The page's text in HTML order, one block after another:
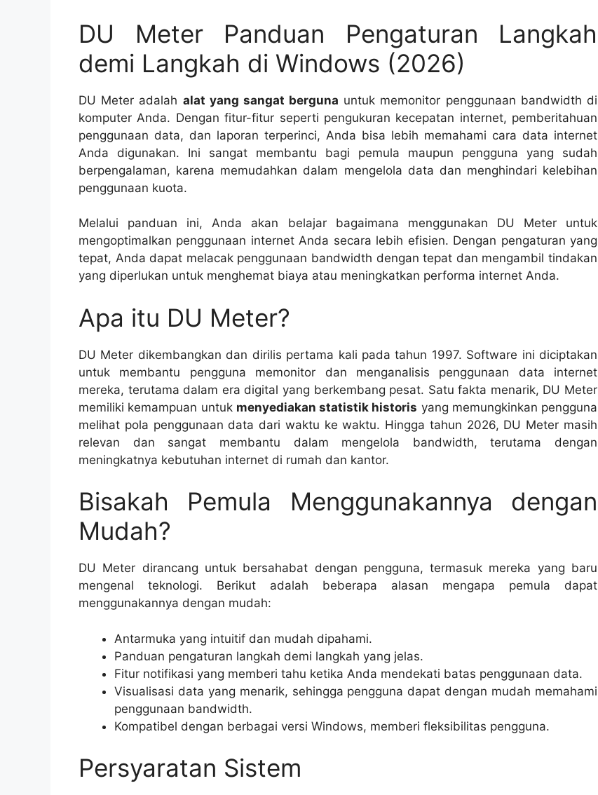
DU Meter Panduan Pengaturan Langkah
demi Langkah di Windows (2026)
DU Meter adalah alat yang sangat berguna untuk memonitor penggunaan bandwidth di
komputer Anda. Dengan fitur-fitur seperti pengukuran kecepatan internet, pemberitahuan
penggunaan data, dan laporan terperinci, Anda bisa lebih memahami cara data internet
Anda digunakan. Ini sangat membantu bagi pemula maupun pengguna yang sudah
berpengalaman, karena memudahkan dalam mengelola data dan menghindari kelebihan
penggunaan kuota.
Melalui panduan ini, Anda akan belajar bagaimana menggunakan DU Meter untuk
mengoptimalkan penggunaan internet Anda secara lebih efisien. Dengan pengaturan yang
tepat, Anda dapat melacak penggunaan bandwidth dengan tepat dan mengambil tindakan
yang diperlukan untuk menghemat biaya atau meningkatkan performa internet Anda.
Apa itu DU Meter?
DU Meter dikembangkan dan dirilis pertama kali pada tahun 1997. Software ini diciptakan
untuk membantu pengguna memonitor dan menganalisis penggunaan data internet
mereka, terutama dalam era digital yang berkembang pesat. Satu fakta menarik, DU Meter
memiliki kemampuan untuk menyediakan statistik historis yang memungkinkan pengguna
melihat pola penggunaan data dari waktu ke waktu. Hingga tahun 2026, DU Meter masih
relevan dan sangat membantu dalam mengelola bandwidth, terutama dengan
meningkatnya kebutuhan internet di rumah dan kantor.
Bisakah Pemula Menggunakannya dengan
Mudah?
DU Meter dirancang untuk bersahabat dengan pengguna, termasuk mereka yang baru
mengenal teknologi. Berikut adalah beberapa alasan mengapa pemula dapat
menggunakannya dengan mudah:
Antarmuka yang intuitif dan mudah dipahami.
Panduan pengaturan langkah demi langkah yang jelas.
Fitur notifikasi yang memberi tahu ketika Anda mendekati batas penggunaan data.
Visualisasi data yang menarik, sehingga pengguna dapat dengan mudah memahami
penggunaan bandwidth.
Kompatibel dengan berbagai versi Windows, memberi fleksibilitas pengguna.
Persyaratan Sistem